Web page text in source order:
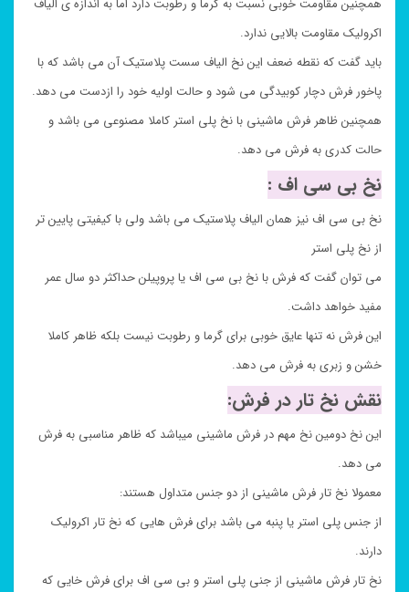
همچنین مقاومت خوبی نسبت به گرما و رطوبت دارد اما به اندازه ی الیاف
اکرولیک مقاومت بالایی ندارد.
باید گفت که نقطه ضعف این نخ الیاف سست پلاستیک آن می باشد که با
پاخور فرش دچار کوبیدگی می شود و حالت اولیه خود را ازدست می دهد.
همچنین ظاهر فرش ماشینی با نخ پلی استر کاملا مصنوعی می باشد و
حالت کدری به فرش می دهد.
نخ بی سی اف :
نخ بی سی اف نیز همان الیاف پلاستیک می باشد ولی با کیفیتی پایین تر
از نخ پلی استر
می توان گفت که فرش با نخ بی سی اف یا پروپیلن حداکثر دو سال عمر
مفید خواهد داشت.
این فرش نه تنها عایق خوبی برای گرما و رطوبت نیست بلکه ظاهر کاملا
خشن و زبری به فرش می دهد.
نقش نخ تار در فرش:
این نخ دومین نخ مهم در فرش ماشینی میباشد که ظاهر مناسبی به فرش
می دهد.
معمولا نخ تار فرش ماشینی از دو جنس متداول هستند:
از جنس پلی استر یا پنبه می باشد برای فرش هایی که نخ تار اکرولیک
دارند.
نخ تار فرش ماشینی از جنی پلی استر و بی سی اف برای فرش خایی که